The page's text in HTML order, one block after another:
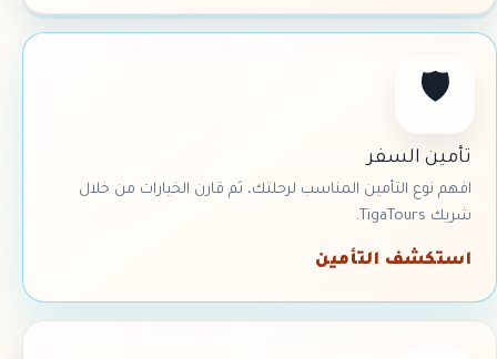
🛡
تأمين السفر
افهم نوع التأمين المناسب لرحلتك، ثم قارن الخيارات من خلال
شريك TigaTours.
استكشف التأمين